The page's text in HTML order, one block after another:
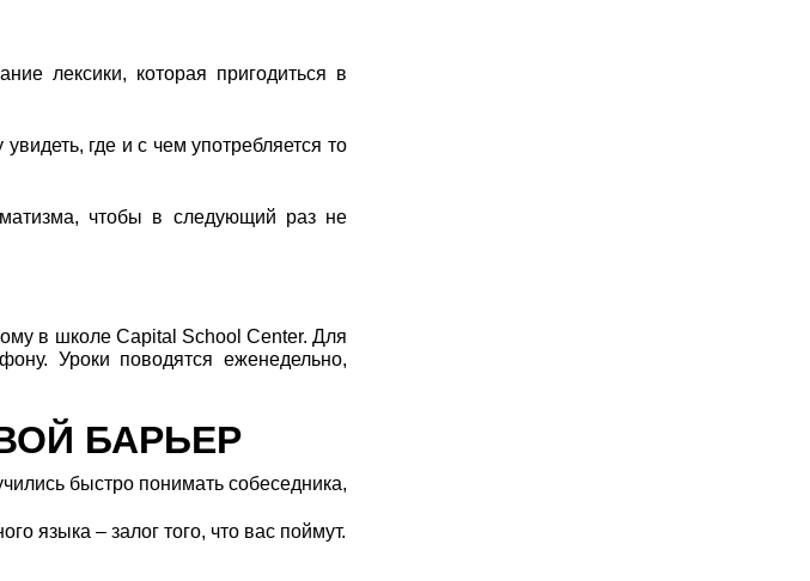
лексики, которая пригодиться в
где и с чем употребляется то
чтобы в следующий раз не
в школе Capital School Center. Для
Уроки поводятся еженедельно,
БАРЬЕР
быстро понимать собеседника,
языка – залог того, что вас поймут.